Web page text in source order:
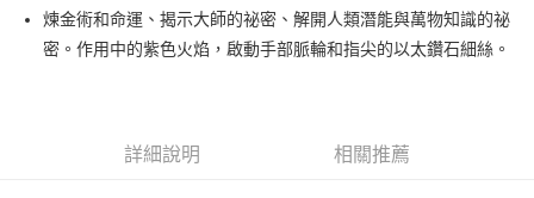
Apple Pay
街口支付
煉金術和命運、揭示大師的祕密、解開人類潛能與萬物知識的祕
密。作用中的紫色火焰，啟動手部脈輪和指尖的以太鑽石細絲。
詳細說明 相關推薦